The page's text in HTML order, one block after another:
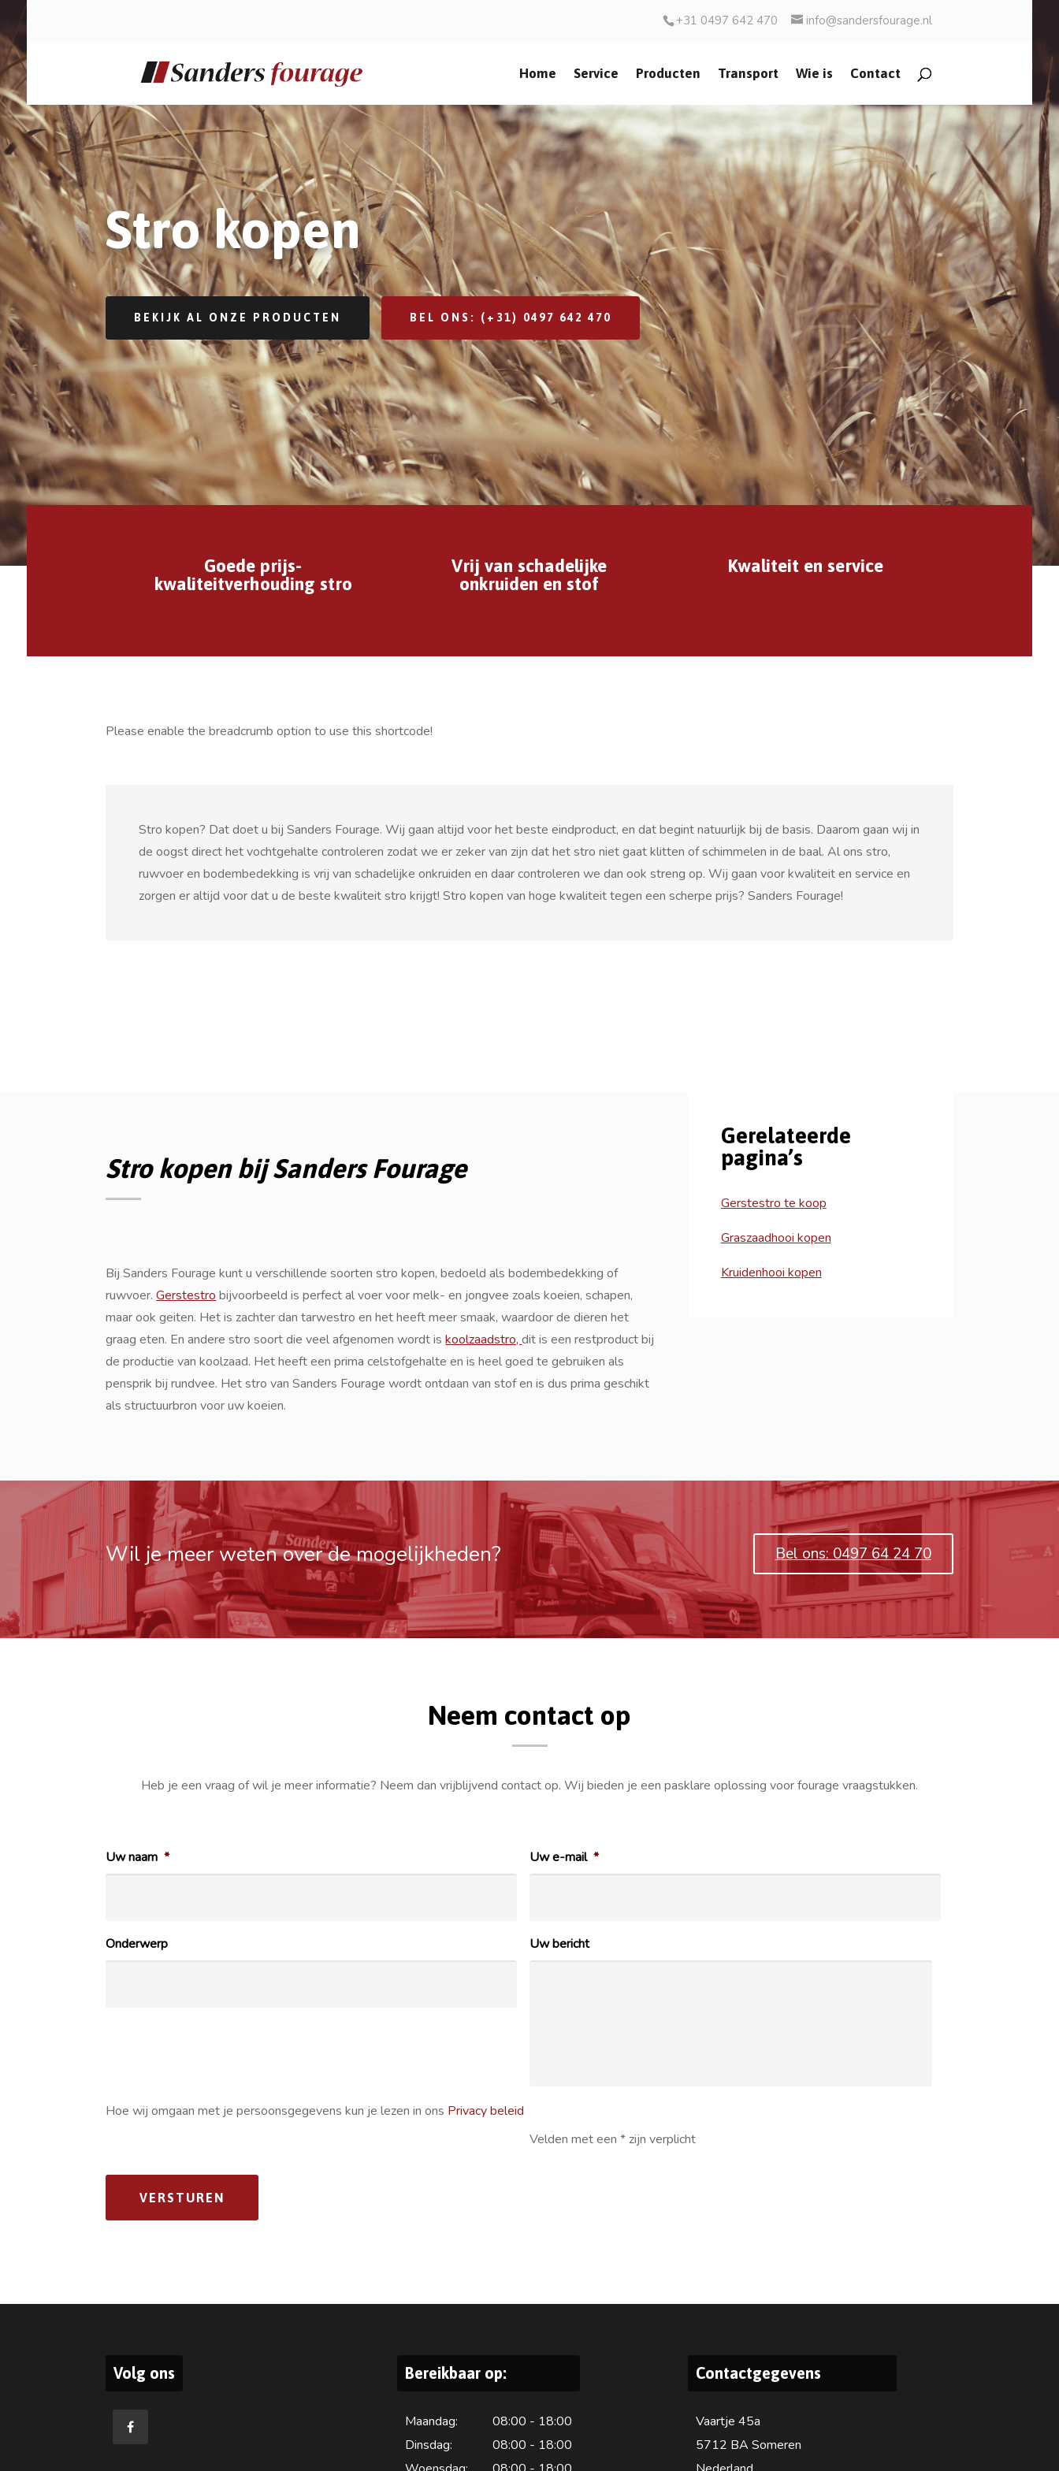
+31 0497 642 470 info@sandersfourage.nl
Home Service Producten Transport Wie is Contact
Stro kopen
BEKIJK AL ONZE PRODUCTEN BEL ONS: (+31) 0497 642 470
Goede prijs-
kwaliteitverhouding stro
Vrij van schadelijke
onkruiden en stof
Kwaliteit en service
Please enable the breadcrumb option to use this shortcode!
Stro kopen? Dat doet u bij Sanders Fourage. Wij gaan altijd voor het beste eindproduct, en dat begint natuurlijk bij de basis. Daarom gaan wij in
de oogst direct het vochtgehalte controleren zodat we er zeker van zijn dat het stro niet gaat klitten of schimmelen in de baal. Al ons stro,
ruwvoer en bodembedekking is vrij van schadelijke onkruiden en daar controleren we dan ook streng op. Wij gaan voor kwaliteit en service en
zorgen er altijd voor dat u de beste kwaliteit stro krijgt! Stro kopen van hoge kwaliteit tegen een scherpe prijs? Sanders Fourage!
Stro kopen bij Sanders Fourage
Bij Sanders Fourage kunt u verschillende soorten stro kopen, bedoeld als bodembedekking of
ruwvoer.Gerstestro bijvoorbeeld is perfect al voer voor melk- en jongvee zoals koeien, schapen,
maar ook geiten. Het is zachter dan tarwestro en het heeft meer smaak, waardoor de dieren het
graag eten. En andere stro soort die veel afgenomen wordt iskoolzaadstro,dit is een restproduct bij
de productie van koolzaad. Het heeft een prima celstofgehalte en is heel goed te gebruiken als
pensprik bij rundvee. Het stro van Sanders Fourage wordt ontdaan van stof en is dus prima geschikt
als structuurbron voor uw koeien.
Gerelateerde
pagina’s
Gerstestro te koop
Graszaadhooi kopen
Kruidenhooi kopen
Wil je meer weten over de mogelijkheden? Bel ons: 0497 64 24 70
Neem contact op
Heb je een vraag of wil je meer informatie? Neem dan vrijblijvend contact op. Wij bieden je een pasklare oplossing voor fourage vraagstukken.
Uw naam * Uw e-mail *
Onderwerp Uw bericht
Hoe wij omgaan met je persoonsgegevens kun je lezen in ons Privacy beleid
Velden met een * zijn verplicht
Volg ons Bereikbaar op:
Maandag:
08:00 - 18:00
Dinsdag:
08:00 - 18:00
Contactgegevens
Vaartje 45a
5712 BA Someren